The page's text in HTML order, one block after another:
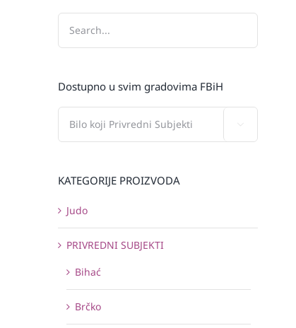
Dostupno u svim gradovima FBiH
KATEGORIJE PROIZVODA
Judo
PRIVREDNI SUBJEKTI
Bihać
Brčko